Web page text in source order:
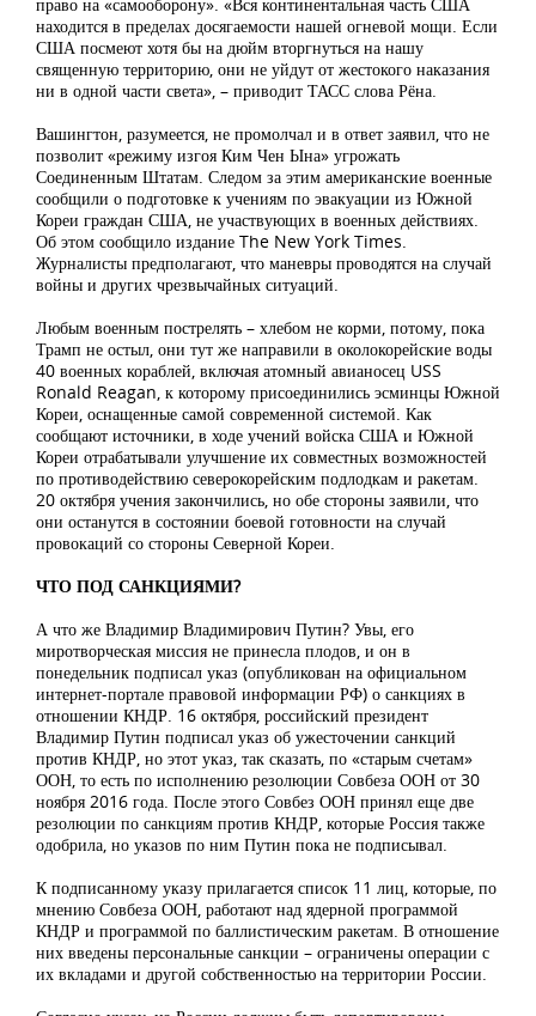
находится в пределах досягаемости нашей огневой мощи. Если
США посмеют хотя бы на дюйм вторгнуться на нашу
священную территорию, они не уйдут от жестокого наказания
ни в одной части света», – приводит ТАСС слова Рёна.
Вашингтон, разумеется, не промолчал и в ответ заявил, что не
позволит «режиму изгоя Ким Чен Ына» угрожать
Соединенным Штатам. Следом за этим американские военные
сообщили о подготовке к учениям по эвакуации из Южной
Кореи граждан США, не участвующих в военных действиях.
Об этом сообщило издание The New York Times.
Журналисты предполагают, что маневры проводятся на случай
войны и других чрезвычайных ситуаций.
Любым военным пострелять – хлебом не корми, потому, пока
Трамп не остыл, они тут же направили в околокорейские воды
40 военных кораблей, включая атомный авианосец USS
Ronald Reagan, к которому присоединились эсминцы Южной
Кореи, оснащенные самой современной системой. Как
сообщают источники, в ходе учений войска США и Южной
Кореи отрабатывали улучшение их совместных возможностей
по противодействию северокорейским подлодкам и ракетам.
20 октября учения закончились, но обе стороны заявили, что
они останутся в состоянии боевой готовности на случай
провокаций со стороны Северной Кореи.
ЧТО ПОД САНКЦИЯМИ?
А что же Владимир Владимирович Путин? Увы, его
миротворческая миссия не принесла плодов, и он в
понедельник подписал указ (опубликован на официальном
интернет-портале правовой информации РФ) о санкциях в
отношении КНДР. 16 октября, российский президент
Владимир Путин подписал указ об ужесточении санкций
против КНДР, но этот указ, так сказать, по «старым счетам»
ООН, то есть по исполнению резолюции Совбеза ООН от 30
ноября 2016 года. После этого Совбез ООН принял еще две
резолюции по санкциям против КНДР, которые Россия также
одобрила, но указов по ним Путин пока не подписывал.
К подписанному указу прилагается список 11 лиц, которые, по
мнению Совбеза ООН, работают над ядерной программой
КНДР и программой по баллистическим ракетам. В отношение
них введены персональные санкции – ограничены операции с
их вкладами и другой собственностью на территории России.